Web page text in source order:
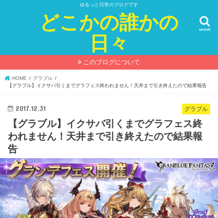
ゆるっと日常のブログです
どこかの誰かの
日々
search
このブログについて
HOME
グラブル
【グラブル】イクサバ引くまでグラフェス終われません！天井まで引き終えたので結果報告
グラブル
2017.12.31
【グラブル】イクサバ引くまでグラフェス終
われません！天井まで引き終えたので結果報
告